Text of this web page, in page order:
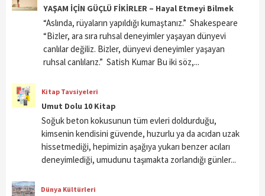
YAŞAM İÇİN GÜÇLÜ FİKİRLER – Hayal Etmeyi Bilmek
“Aslında, rüyaların yapıldığı kumaştanız.” Shakespeare
“Bizler, ara sıra ruhsal deneyimler yaşayan dünyevi
canlılar değiliz. Bizler, dünyevi deneyimler yaşayan
ruhsal canlılarız.” Satish Kumar Bu iki söz,...
Kitap Tavsiyeleri
Umut Dolu 10 Kitap
Soğuk beton kokusunun tüm evleri doldurduğu,
kimsenin kendisini güvende, huzurlu ya da acıdan uzak
hissetmediği, hepimizin aşağıya yukarı benzer acıları
deneyimlediği, umudunu taşımakta zorlandığı günler...
Dünya Kültürleri